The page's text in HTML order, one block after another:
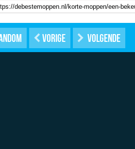
Vorige Volgende